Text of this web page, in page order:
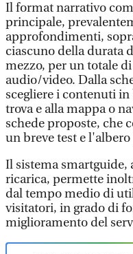
Il format narrativo
principale,
approfondimenti,
ciascuno della durata
mezzo, per un totale
audio/video. Dalla
scegliere i contenuti
trova e alla mappa o
schede proposte, che
un breve test e
Il sistema smartguide,
ricarica, permette
dal tempo medio di
visitatori, in grado di
miglioramento del